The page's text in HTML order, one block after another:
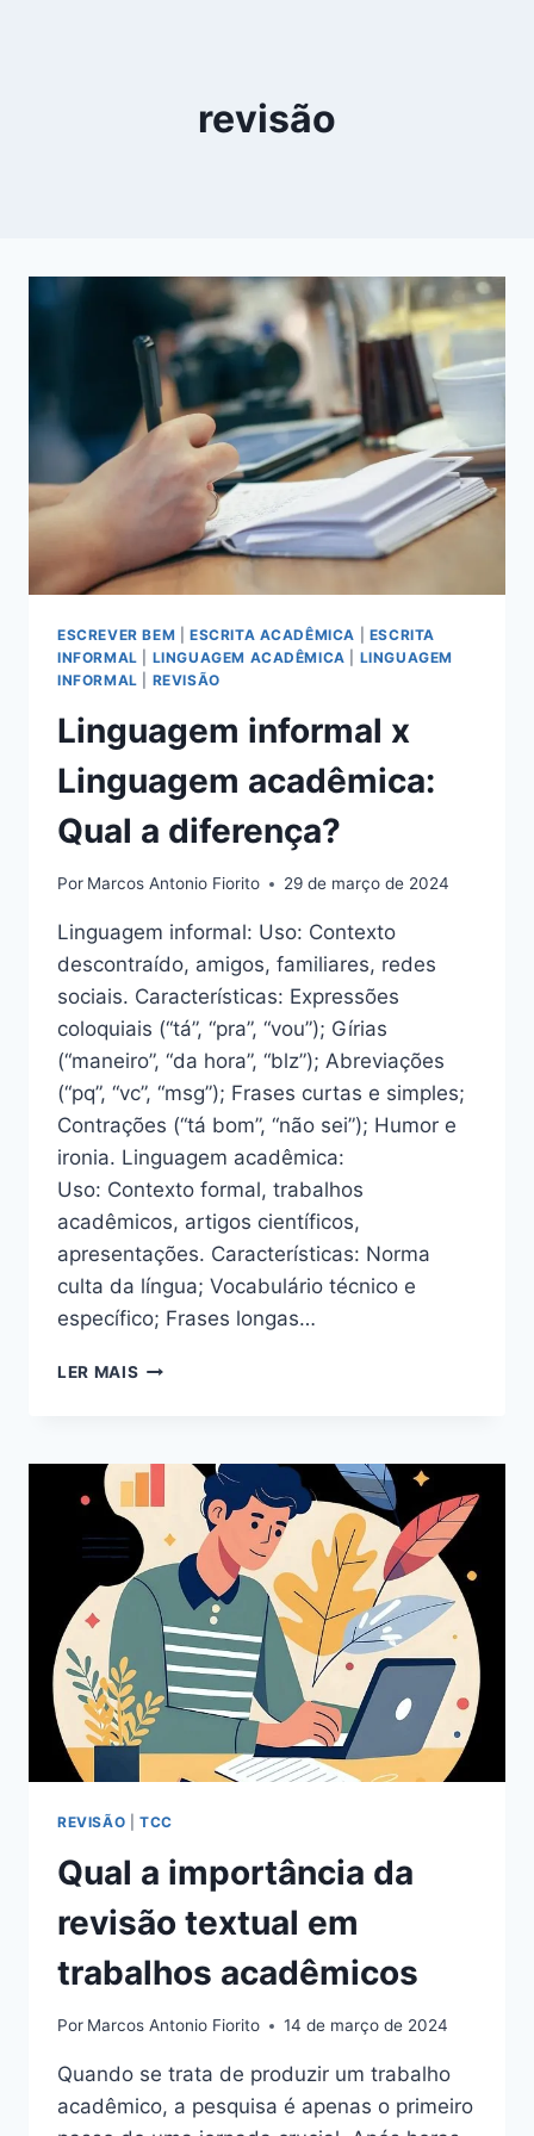
revisão
ESCREVER BEM ESCRITA ACADÊMICA
ESCRITA
INFORMAL
LINGUAGEM ACADÊMICA
LINGUAGEM
INFORMAL
REVISÃO
Linguagem informal x
Linguagem acadêmica:
Qual a diferença?
Por Marcos Antonio Fiorito 29 de março de 2024
Linguagem informal: Uso: Contexto
descontraído, amigos, familiares, redes
sociais. Características: Expressões
coloquiais (“tá”, “pra”, “vou”); Gírias
(“maneiro”, “da hora”, “blz”); Abreviações
(“pq”, “vc”, “msg”); Frases curtas e simples;
Contrações (“tá bom”, “não sei”); Humor e
ironia. Linguagem acadêmica:
Uso: Contexto formal, trabalhos
acadêmicos, artigos científicos,
apresentações. Características: Norma
culta da língua; Vocabulário técnico e
específico; Frases longas…
LER MAIS
REVISÃO TCC
Qual a importância da
revisão textual em
trabalhos acadêmicos
Por Marcos Antonio Fiorito 14 de março de 2024
Quando se trata de produzir um trabalho
acadêmico, a pesquisa é apenas o primeiro